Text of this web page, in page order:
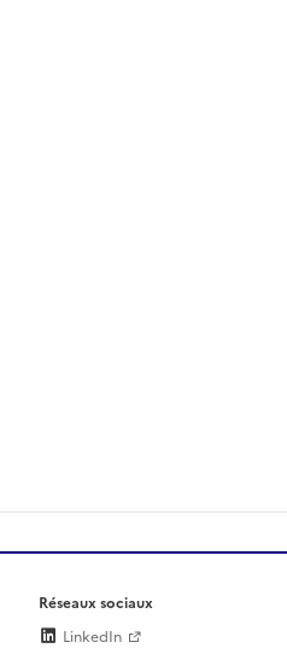
Réseaux sociaux
LinkedIn